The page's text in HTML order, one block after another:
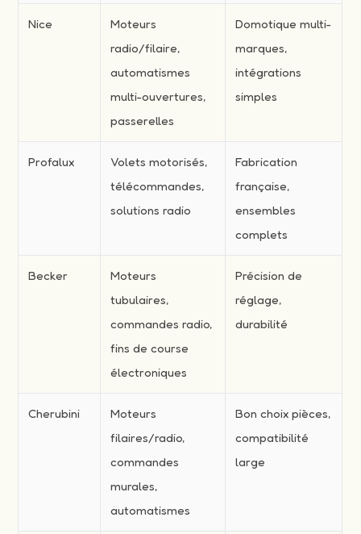
Nice
Moteurs
radio/filaire,
automatismes
multi-ouvertures,
passerelles
Domotique multi-
marques,
intégrations
simples
Profalux
Volets motorisés,
télécommandes,
solutions radio
Fabrication
française,
ensembles
complets
Becker
Moteurs
tubulaires,
commandes radio,
fins de course
électroniques
Précision de
réglage,
durabilité
Cherubini
Moteurs
filaires/radio,
commandes
murales,
automatismes
Bon choix pièces,
compatibilité
large